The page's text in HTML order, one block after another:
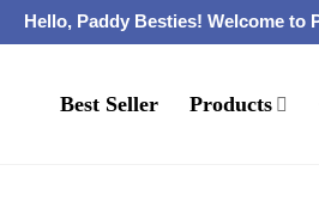
Hello, Paddy Besties! Welcome to
Best Seller Products